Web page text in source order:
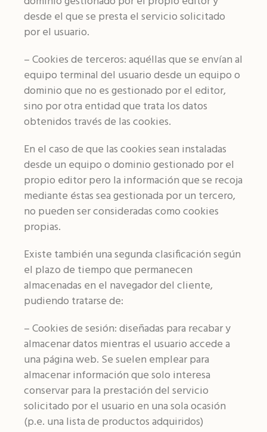
desde el que se presta el servicio solicitado
por el usuario.
– Cookies de terceros: aquéllas que se envían al
equipo terminal del usuario desde un equipo o
dominio que no es gestionado por el editor,
sino por otra entidad que trata los datos
obtenidos través de las cookies.
En el caso de que las cookies sean instaladas
desde un equipo o dominio gestionado por el
propio editor pero la información que se recoja
mediante éstas sea gestionada por un tercero,
no pueden ser consideradas como cookies
propias.
Existe también una segunda clasificación según
el plazo de tiempo que permanecen
almacenadas en el navegador del cliente,
pudiendo tratarse de:
– Cookies de sesión: diseñadas para recabar y
almacenar datos mientras el usuario accede a
una página web. Se suelen emplear para
almacenar información que solo interesa
conservar para la prestación del servicio
solicitado por el usuario en una sola ocasión
(p.e. una lista de productos adquiridos)